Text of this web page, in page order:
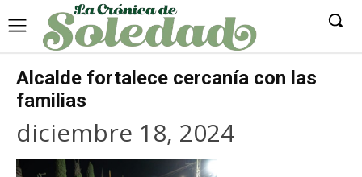
Alcalde fortalece cercanía con las
familias
diciembre 18, 2024